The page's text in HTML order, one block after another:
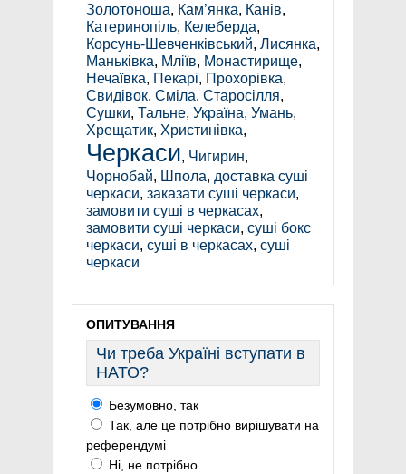
Золотоноша, Кам’янка, Канів,
Катеринопіль, Келеберда,
Корсунь-Шевченківський, Лисянка,
Маньківка, Мліїв, Монастирище,
Нечаївка, Пекарі, Прохорівка,
Свидівок, Сміла, Старосілля,
Сушки, Тальне, Україна, Умань,
Хрещатик, Христинівка,
Черкаси, Чигирин,
Чорнобай, Шпола, доставка суші
черкаси, заказати суші черкаси,
замовити суші в черкасах,
замовити суші черкаси, суші бокс
черкаси, суші в черкасах, суші
черкаси
ОПИТУВАННЯ
Чи треба Україні вступати в
НАТО?
Безумовно, так
Так, але це потрібно вирішувати на
референдумі
Ні, не потрібно